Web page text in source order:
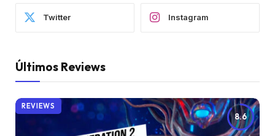
Twitter Instagram
Últimos Reviews
8.6
REVIEWS